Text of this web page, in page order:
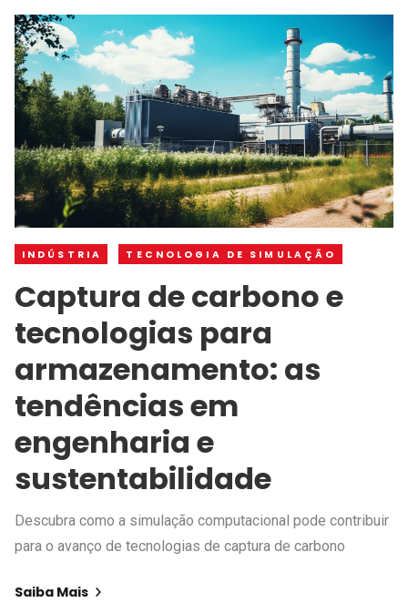
INDÚSTRIA TECNOLOGIA DE SIMULAÇÃO
Captura de carbono e
tecnologias para
armazenamento: as
tendências em
engenharia e
sustentabilidade
Descubra como a simulação computacional pode contribuir
para o avanço de tecnologias de captura de carbono
Saiba Mais